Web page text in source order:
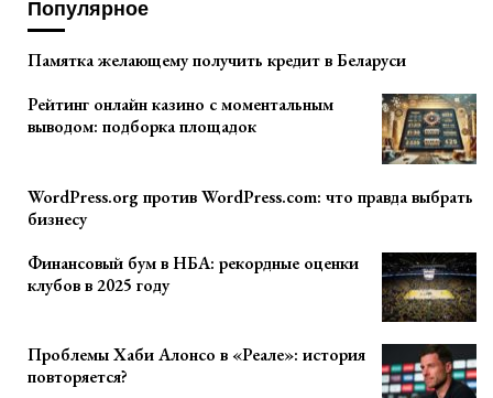
Популярное
Памятка желающему получить кредит в Беларуси
Рейтинг онлайн казино с моментальным
выводом: подборка площадок
WordPress.org против WordPress.com: что правда выбрать
бизнесу
Финансовый бум в НБА: рекордные оценки
клубов в 2025 году
Проблемы Хаби Алонсо в «Реале»: история
повторяется?